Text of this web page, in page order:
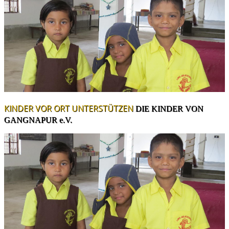
KINDER VOR ORT UNTERSTÜTZEN DIE KINDER VON
GANGNAPUR e.V.